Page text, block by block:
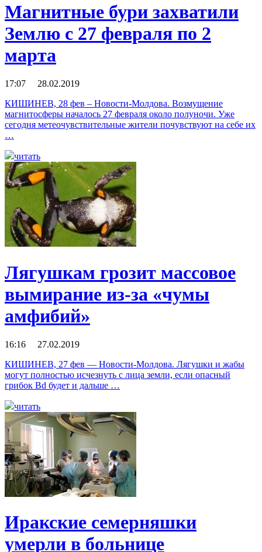
Магнитные бури захватили
Землю с 27 февраля по 2
марта
17:07 28.02.2019
КИШИНЕВ, 28 фев – Новости-Молдова. Возмущение
магнитосферы началось 27 февраля около полуночи. Уже
сегодня метеочувствительные жители почувствуют на себе их
…
читать
Лягушкам грозит массовое
вымирание из-за «чумы
амфибий»
16:16 27.02.2019
КИШИНЕВ, 27 фев — Новости-Молдова. Лягушки и жабы
могут полностью исчезнуть с лица земли, если опасный
грибок Bd будет и дальше …
читать
Иракские семерняшки
умерли в больнице